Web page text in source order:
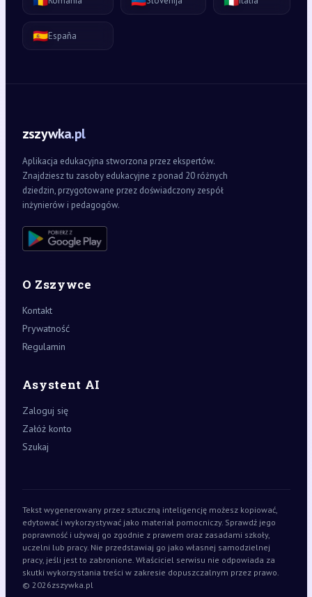
🇪🇸España
zszywka.pl
Aplikacja edukacyjna stworzona przez ekspertów.
Znajdziesz tu zasoby edukacyjne z ponad 20 różnych
dziedzin, przygotowane przez doświadczony zespół
inżynierów i pedagogów.
O Zszywce
Kontakt
Prywatność
Regulamin
Asystent AI
Zaloguj się
Załóż konto
Szukaj
Tekst wygenerowany przez sztuczną inteligencję możesz kopiować,
edytować i wykorzystywać jako materiał pomocniczy. Sprawdź jego
poprawność i używaj go zgodnie z prawem oraz zasadami szkoły,
uczelni lub pracy. Nie przedstawiaj go jako własnej samodzielnej
pracy, jeśli jest to zabronione. Właściciel serwisu nie odpowiada za
skutki wykorzystania treści w zakresie dopuszczalnym przez prawo.
© 2026zszywka.pl